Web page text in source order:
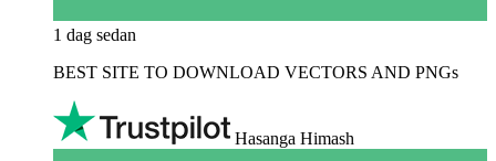
1 dag sedan
BEST SITE TO DOWNLOAD VECTORS AND PNGs
Hasanga Himash